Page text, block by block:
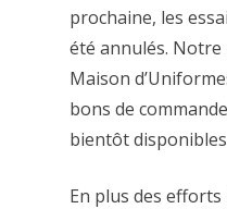
prochaine, les
été annulés.
Maison
bons de
bientôt
En plus des